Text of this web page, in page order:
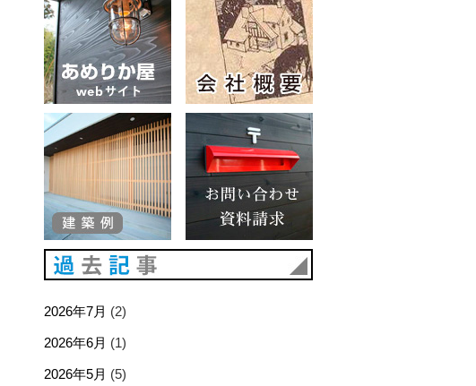
2026年7月 (2)
2026年6月 (1)
2026年5月 (5)